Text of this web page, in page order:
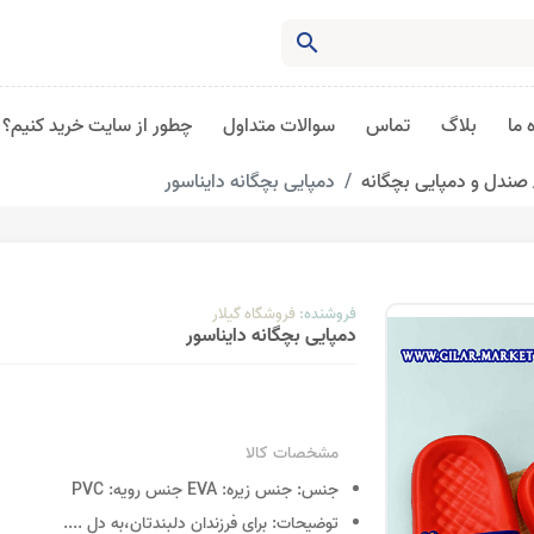
search
ما بلاگ تماس سوالات متداول چطور از سایت خرید کنیم؟
صندل و دمپایی بچگانه دمپایی بچگانه دایناسور
فروشنده: فروشگاه گیلار
دمپایی بچگانه دایناسور
مشخصات کالا
جنس: جنس زیره: EVA جنس رویه: PVC
توضیحات: برای فرزندان دلبندتان،به دل ....